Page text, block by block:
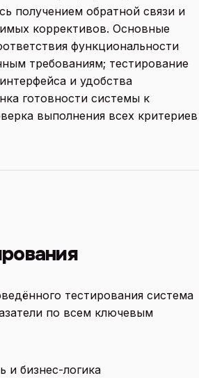
получением обратной связи и
коррективов. Основные
функциональности
требованиям; тестирование
и удобства
готовности системы к
выполнения всех критериев
тестирования система
по всем ключевым
и бизнес-логика